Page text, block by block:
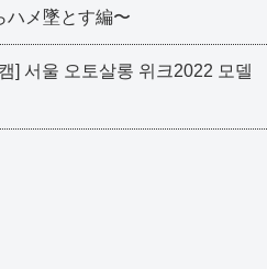
ハメ墜とす編〜
] 서울 오토살롱 위크2022 모델